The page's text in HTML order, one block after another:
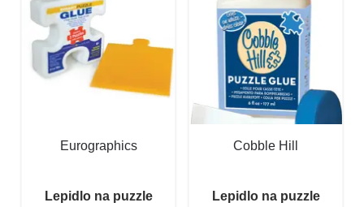
Eurographics
Lepidlo na puzzle
Cobble Hill
Lepidlo na puzzle